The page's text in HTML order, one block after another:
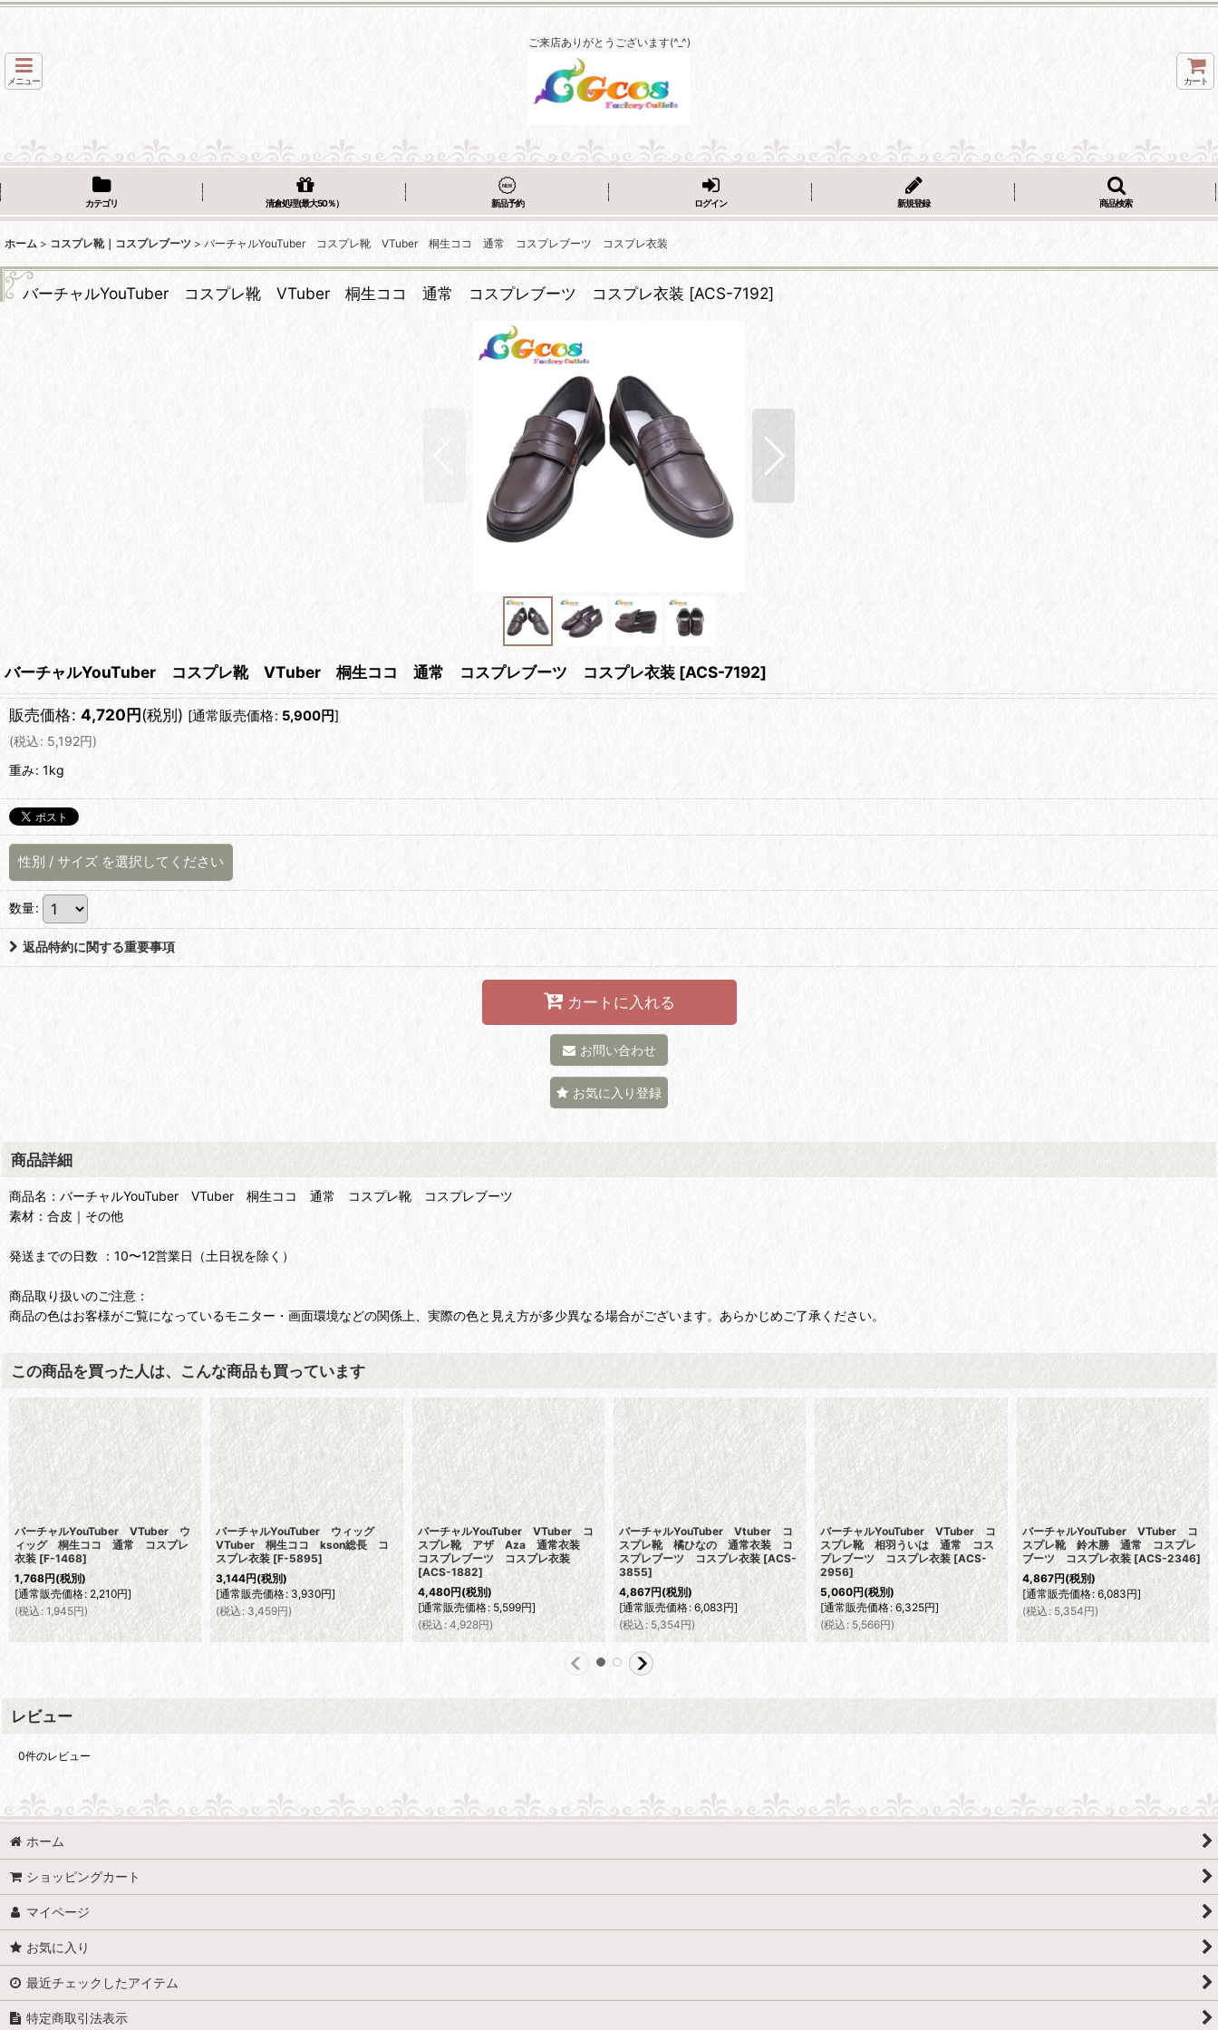
ご来店ありがとうございます(^_^)
メニュー カート
カテゴリ 清倉処理(最大50％） 新品予約 ログイン 新規登録 商品検索
ホーム > コスプレ靴｜コスプレブーツ > バーチャルYouTuber コスプレ靴 VTuber 桐生ココ 通常 コスプレブーツ コスプレ衣装
バーチャルYouTuber コスプレ靴 VTuber 桐生ココ 通常 コスプレブーツ コスプレ衣装 [ACS-7192]
バーチャルYouTuber コスプレ靴 VTuber 桐生ココ 通常 コスプレブーツ コスプレ衣装 [ACS-7192]
販売価格: 4,720円(税別) [通常販売価格: 5,900円]
(税込: 5,192円)
重み: 1kg
性別 / サイズ を選択してください
数量:
返品特約に関する重要事項
カートに入れる
お問い合わせ
お気に入り登録
商品詳細
商品名：バーチャルYouTuber VTuber 桐生ココ 通常 コスプレ靴 コスプレブーツ
素材：合皮｜その他
発送までの日数 ：10〜12営業日（土日祝を除く）
商品取り扱いのご注意：
商品の色はお客様がご覧になっているモニター・画面環境などの関係上、実際の色と見え方が多少異なる場合がございます。あらかじめご了承ください。
この商品を買った人は、こんな商品も買っています
バーチャルYouTuber VTuber ウ
ィッグ 桐生ココ 通常 コスプレ
衣装 [F-1468]
1,768円(税別)
[通常販売価格: 2,210円]
(税込 : 1,945円)
バーチャルYouTuber ウィッグ
VTuber 桐生ココ kson総長 コ
スプレ衣装 [F-5895]
3,144円(税別)
[通常販売価格: 3,930円]
(税込: 3,459円)
バーチャルYouTuber VTuber コ
スプレ靴 アザ Aza 通常衣装
コスプレブーツ コスプレ衣装
[ACS-1882]
4,480円(税別)
[通常販売価格: 5,599円]
(税込: 4,928円)
バーチャルYouTuber Vtuber コ
スプレ靴 橘ひなの 通常衣装 コ
スプレブーツ コスプレ衣装 [ACS-
3855]
4,867円(税別)
[通常販売価格: 6,083円]
(税込 : 5,354円)
バーチャルYouTuber VTuber コ
スプレ靴 相羽ういは 通常 コス
プレブーツ コスプレ衣装 [ACS-
2956]
5,060円(税別)
[通常販売価格: 6,325円]
(税込: 5,566円)
バーチャルYouTuber VTuber コ
スプレ靴 鈴木勝 通常 コスプレ
ブーツ コスプレ衣装 [ACS-2346]
4,867円(税別)
[通常販売価格: 6,083円]
(税込 : 5,354円)
レビュー
0件のレビュー
ホーム
ショッピングカート
マイページ
お気に入り
最近チェックしたアイテム
特定商取引法表示